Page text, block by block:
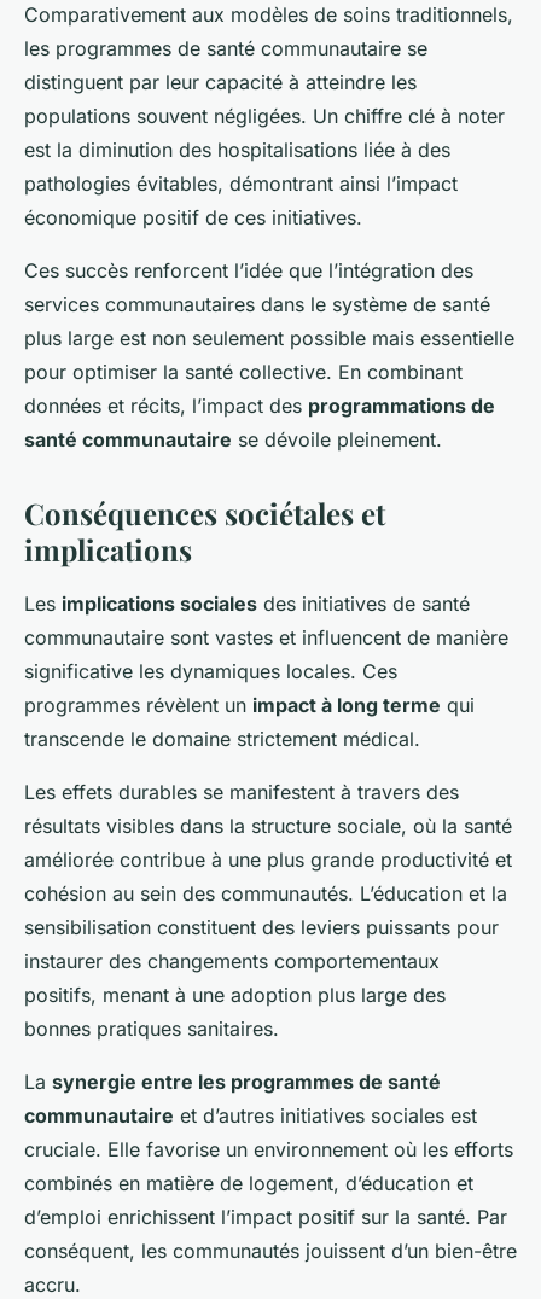
Comparativement aux modèles de soins traditionnels,
les programmes de santé communautaire se
distinguent par leur capacité à atteindre les
populations souvent négligées. Un chiffre clé à noter
est la diminution des hospitalisations liée à des
pathologies évitables, démontrant ainsi l’impact
économique positif de ces initiatives.
Ces succès renforcent l’idée que l’intégration des
services communautaires dans le système de santé
plus large est non seulement possible mais essentielle
pour optimiser la santé collective. En combinant
données et récits, l’impact des programmations de
santé communautaire se dévoile pleinement.
Conséquences sociétales et
implications
Les implications sociales des initiatives de santé
communautaire sont vastes et influencent de manière
significative les dynamiques locales. Ces
programmes révèlent un impact à long terme qui
transcende le domaine strictement médical.
Les effets durables se manifestent à travers des
résultats visibles dans la structure sociale, où la santé
améliorée contribue à une plus grande productivité et
cohésion au sein des communautés. L’éducation et la
sensibilisation constituent des leviers puissants pour
instaurer des changements comportementaux
positifs, menant à une adoption plus large des
bonnes pratiques sanitaires.
La synergie entre les programmes de santé
communautaire et d’autres initiatives sociales est
cruciale. Elle favorise un environnement où les efforts
combinés en matière de logement, d’éducation et
d’emploi enrichissent l’impact positif sur la santé. Par
conséquent, les communautés jouissent d’un bien-être
accru.